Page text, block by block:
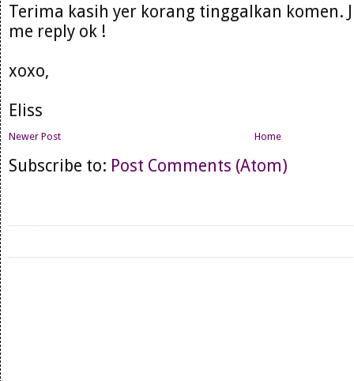
Terima kasih yer korang tinggalkan komen.
me reply ok !
xoxo,
Eliss
Newer Post Home
Subscribe to: Post Comments (Atom)